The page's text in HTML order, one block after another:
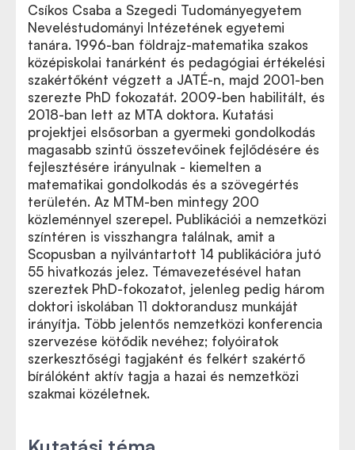
Csíkos Csaba a Szegedi Tudományegyetem
Neveléstudományi Intézetének egyetemi
tanára. 1996-ban földrajz-matematika szakos
középiskolai tanárként és pedagógiai értékelési
szakértőként végzett a JATÉ-n, majd 2001-ben
szerezte PhD fokozatát. 2009-ben habilitált, és
2018-ban lett az MTA doktora. Kutatási
projektjei elsősorban a gyermeki gondolkodás
magasabb szintű összetevőinek fejlődésére és
fejlesztésére irányulnak - kiemelten a
matematikai gondolkodás és a szövegértés
területén. Az MTM-ben mintegy 200
közleménnyel szerepel. Publikációi a nemzetközi
színtéren is visszhangra találnak, amit a
Scopusban a nyilvántartott 14 publikációra jutó
55 hivatkozás jelez. Témavezetésével hatan
szereztek PhD-fokozatot, jelenleg pedig három
doktori iskolában 11 doktorandusz munkáját
irányítja. Több jelentős nemzetközi konferencia
szervezése kötődik nevéhez; folyóiratok
szerkesztőségi tagjaként és felkért szakértő
bírálóként aktív tagja a hazai és nemzetközi
szakmai közéletnek.